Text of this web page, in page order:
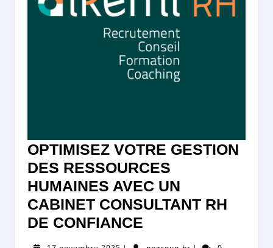
OPTIMISEZ VOTRE GESTION
DES RESSOURCES
HUMAINES AVEC UN
CABINET CONSULTANT RH
DE CONFIANCE